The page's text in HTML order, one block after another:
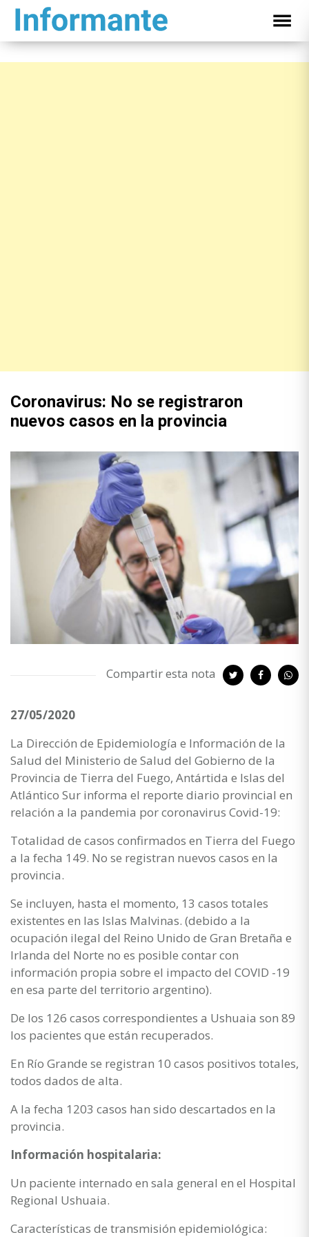
Coronavirus: No se registraron
nuevos casos en la provincia
Compartir esta nota
27/05/2020
La Dirección de Epidemiología e Información de la
Salud del Ministerio de Salud del Gobierno de la
Provincia de Tierra del Fuego, Antártida e Islas del
Atlántico Sur informa el reporte diario provincial en
relación a la pandemia por coronavirus Covid-19:
Totalidad de casos confirmados en Tierra del Fuego
a la fecha 149. No se registran nuevos casos en la
provincia.
Se incluyen, hasta el momento, 13 casos totales
existentes en las Islas Malvinas. (debido a la
ocupación ilegal del Reino Unido de Gran Bretaña e
Irlanda del Norte no es posible contar con
información propia sobre el impacto del COVID -19
en esa parte del territorio argentino).
De los 126 casos correspondientes a Ushuaia son 89
los pacientes que están recuperados.
En Río Grande se registran 10 casos positivos totales,
todos dados de alta.
A la fecha 1203 casos han sido descartados en la
provincia.
Información hospitalaria:
Un paciente internado en sala general en el Hospital
Regional Ushuaia.
Características de transmisión epidemiológica: